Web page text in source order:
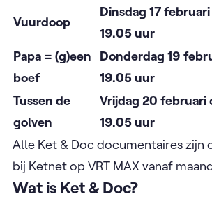
Vuurdoop
Dinsdag 17
19.05 uur
Papa = (g)een
boef
Donderdag 19
19.05 uur
Tussen de
golven
Vrijdag 20 februari
19.05 uur
Alle Ket & Doc documentaires zijn
bij Ketnet op VRT MAX vanaf
Wat is Ket & Doc?